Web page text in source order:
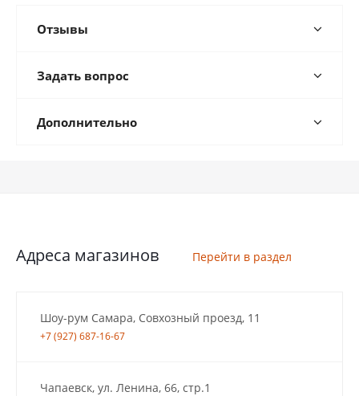
Отзывы
Задать вопрос
Дополнительно
Адреса магазинов Перейти в раздел
Шоу-рум Самара, Совхозный проезд, 11
+7 (927) 687-16-67
Чапаевск, ул. Ленина, 66, стр.1